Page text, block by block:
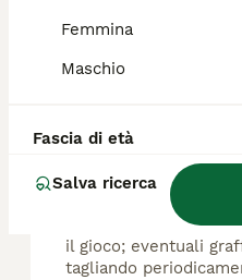
Femmina
Maschio
Fascia di età
Salva ricerca
Sacro di
Il Sacro di Birmania è
molto socievole,
graffiare. È
il gioco; eventuali
tagliando